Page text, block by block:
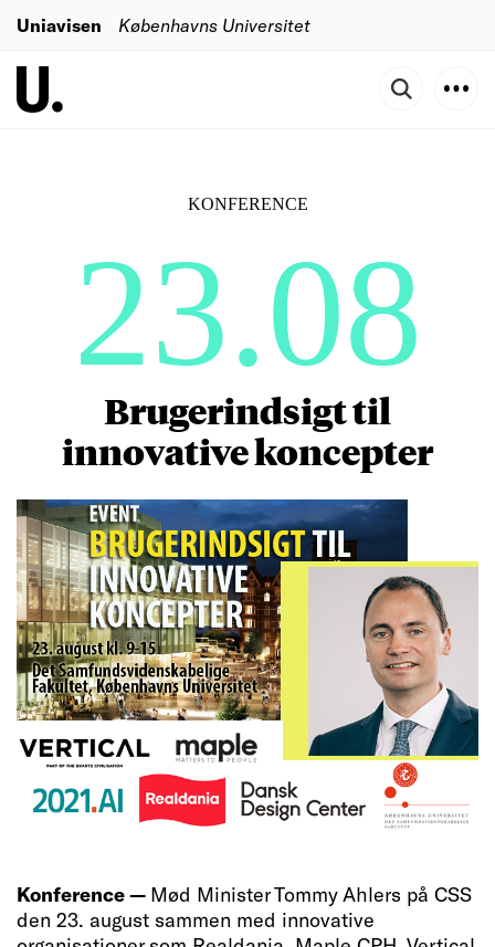
Uniavisen Københavns Universitet
KONFERENCE
23.08
Brugerindsigt til
innovative koncepter
Konference — Mød Minister Tommy Ahlers på CSS
den 23. august sammen med innovative